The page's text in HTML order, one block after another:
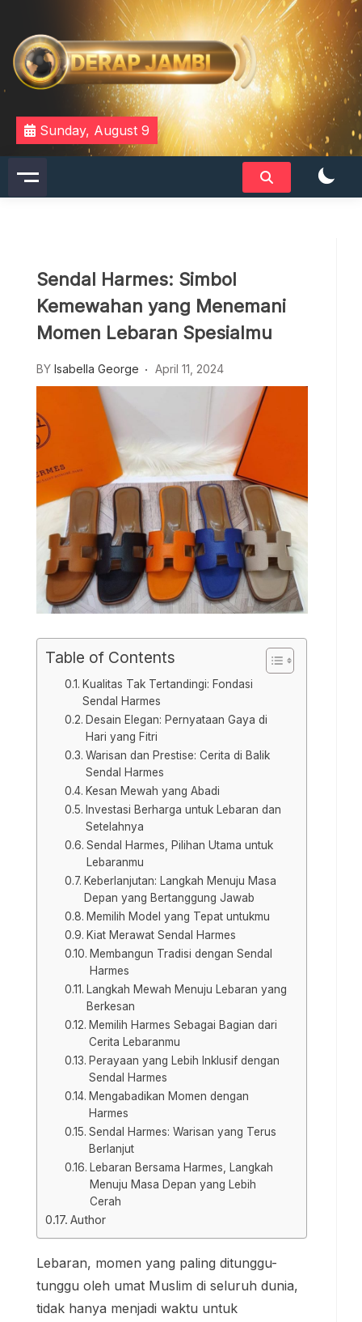
content
DERAPJAMBI
Sunday, August 9
Sendal Harmes: Simbol
Kemewahan yang Menemani
Momen Lebaran Spesialmu
BY Isabella George April 11, 2024
Table of Contents
Kualitas Tak Tertandingi: Fondasi
Sendal Harmes
Desain Elegan: Pernyataan Gaya di
Hari yang Fitri
Warisan dan Prestise: Cerita di Balik
Sendal Harmes
Kesan Mewah yang Abadi
Investasi Berharga untuk Lebaran dan
Setelahnya
Sendal Harmes, Pilihan Utama untuk
Lebaranmu
Keberlanjutan: Langkah Menuju Masa
Depan yang Bertanggung Jawab
Memilih Model yang Tepat untukmu
Kiat Merawat Sendal Harmes
Membangun Tradisi dengan Sendal
Harmes
Langkah Mewah Menuju Lebaran yang
Berkesan
Memilih Harmes Sebagai Bagian dari
Cerita Lebaranmu
Perayaan yang Lebih Inklusif dengan
Sendal Harmes
Mengabadikan Momen dengan
Harmes
Sendal Harmes: Warisan yang Terus
Berlanjut
Lebaran Bersama Harmes, Langkah
Menuju Masa Depan yang Lebih
Cerah
Author
Lebaran, momen yang paling ditunggu-
tunggu oleh umat Muslim di seluruh dunia,
tidak hanya menjadi waktu untuk